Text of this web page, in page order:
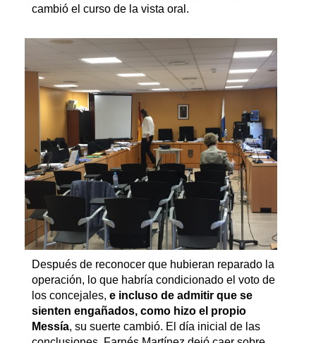
cambió el curso de la vista oral.
Después de reconocer que hubieran reparado la
operación, lo que habría condicionado el voto de
los concejales, e incluso de admitir que se
sienten engañados, como hizo el propio
Messía, su suerte cambió. El día inicial de las